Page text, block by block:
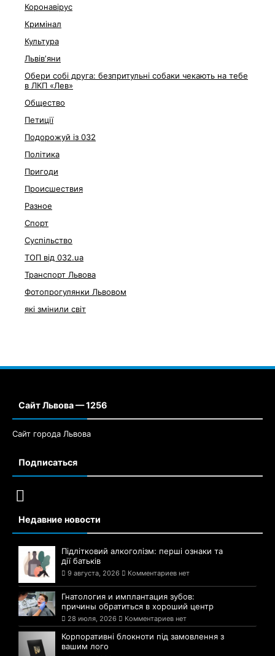
Коронавірус
Кримінал
Культура
Львівʼяни
Обери собі друга: безпритульні собаки чекають на тебе
в ЛКП «Лев»
Общество
Петиції
Подорожуй із 032
Політика
Пригоди
Происшествия
Разное
Спорт
Суспільство
ТОП від 032.ua
Транспорт Львова
Фотопрогулянки Львовом
які змінили світ
Сайт Львова — 1256
Сайт города Львова
Подписаться
Недавние новости
Підлітковий алкоголізм: перші ознаки та
дії батьків
9 августа, 2026 Комментариев нет
Гнатология и имплантация зубов:
причины обратиться в хороший центр
28 июля, 2026 Комментариев нет
Корпоративні блокноти під замовлення з
вашим лого